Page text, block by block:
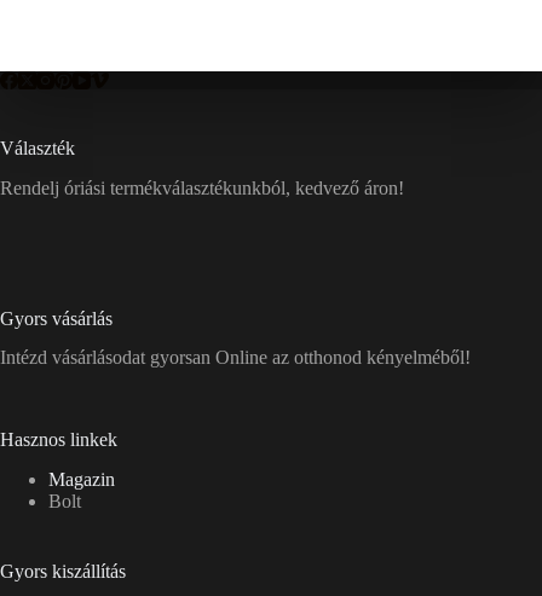
Választék
Rendelj óriási termékválasztékunkból, kedvező áron!
Gyors vásárlás
Intézd vásárlásodat gyorsan Online az otthonod kényelméből!
Hasznos linkek
Magazin
Bolt
Gyors kiszállítás